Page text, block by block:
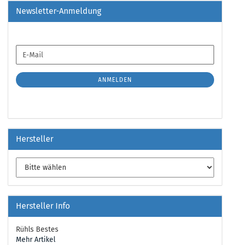
Newsletter-Anmeldung
ZUR
ANMELDUNG
E-
Mail
ANMELDEN
Hersteller
Hersteller Info
Rühls Bestes
Mehr Artikel